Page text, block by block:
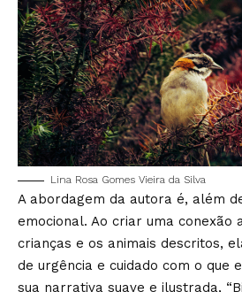
Lina Rosa Gomes Vieira da Silva
A abordagem da autora é, além
emocional. Ao criar uma conexão
crianças e os animais descritos,
de urgência e cuidado com o que
sua narrativa suave e ilustrada,